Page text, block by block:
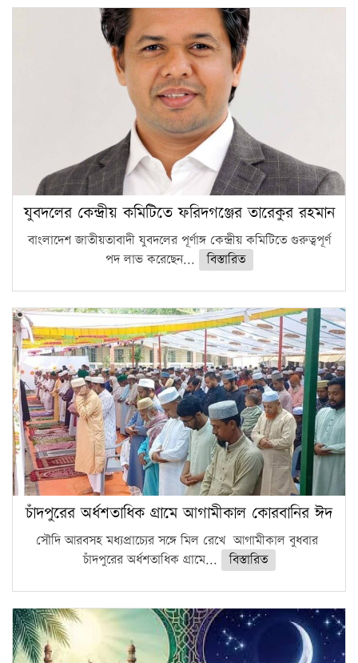
যুবদলের কেন্দ্রীয় কমিটিতে ফরিদগঞ্জের তারেকুর রহমান
বাংলাদেশ জাতীয়তাবাদী যুবদলের পূর্ণাঙ্গ কেন্দ্রীয় কমিটিতে গুরুত্বপূর্ণ
পদ লাভ করেছেন...
বিস্তারিত
চাঁদপুরের অর্ধশতাধিক গ্রামে আগামীকাল কোরবানির ঈদ
সৌদি আরবসহ মধ্যপ্রাচ্যের সঙ্গে মিল রেখে আগামীকাল বুধবার
চাঁদপুরের অর্ধশতাধিক গ্রামে...
বিস্তারিত